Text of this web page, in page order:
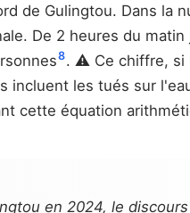
de Gulingtou. Dans la
De 2 heures du
8. ⚠️ Ce chiffre, si
les tués sur
cette équation
en 2024, le